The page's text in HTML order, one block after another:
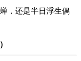
，还是半日浮生偶